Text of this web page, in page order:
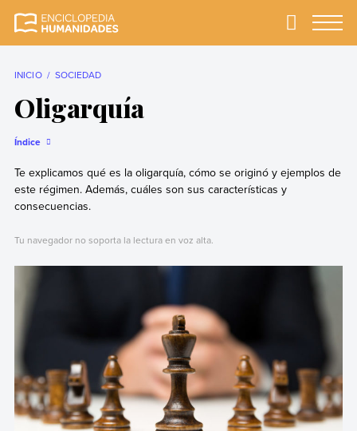
completa y más
Primary
INICIO SOCIEDAD
Oligarquía
Índice
Te explicamos qué es la oligarquía, cómo se originó y ejemplos de
este régimen. Además, cuáles son sus características y
consecuencias.
Tu navegador no soporta la lectura en voz alta.